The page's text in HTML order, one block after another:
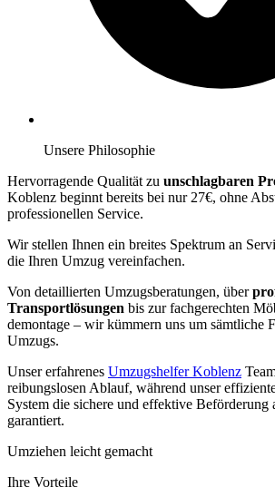
Unsere Philosophie
Hervorragende Qualität zu unschlagbaren
Koblenz beginnt bereits bei nur 27€, ohne
professionellen Service.
Wir stellen Ihnen ein breites Spektrum an
die Ihren Umzug vereinfachen.
Von detaillierten Umzugsberatungen, über
Transportlösungen bis zur fachgerechten
demontage – wir kümmern uns um sämtliche
Umzugs.
Unser erfahrenes Umzugshelfer Koblenz
reibungslosen Ablauf, während unser
System die sichere und effektive Beförderung
garantiert.
Umziehen leicht gemacht
Ihre Vorteile